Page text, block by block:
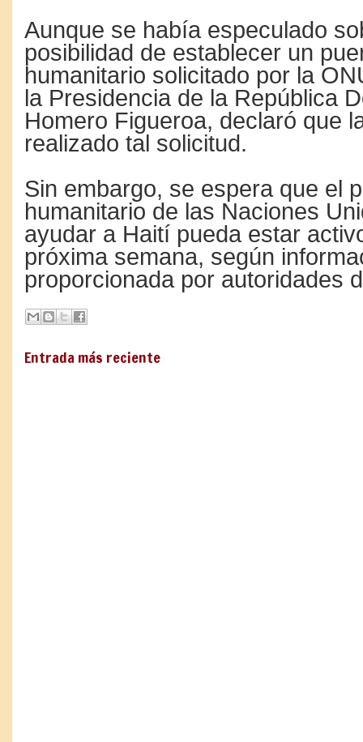
Aunque se había especulado
posibilidad de establecer un
humanitario solicitado por la
la Presidencia de la República
Homero Figueroa, declaró que
realizado tal solicitud.
Sin embargo, se espera que el
humanitario de las Naciones
ayudar a Haití pueda estar
próxima semana, según
proporcionada por autoridades
Entrada más reciente